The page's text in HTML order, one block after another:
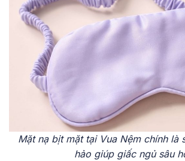
Mặt nạ bịt mặt tại Vua Nệm chính là
hảo giúp giấc ngủ sâu